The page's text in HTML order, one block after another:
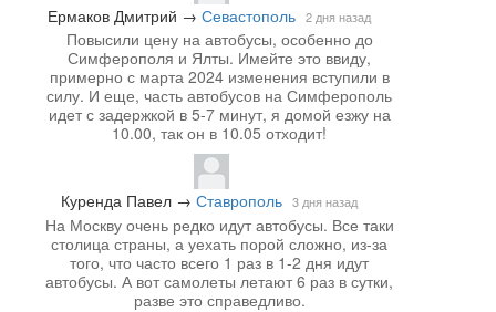
Ермаков Дмитрий → Севастополь 2 дня назад
Повысили цену на автобусы, особенно до
Симферополя и Ялты. Имейте это ввиду,
примерно с марта 2024 изменения вступили в
силу. И еще, часть автобусов на Симферополь
идет с задержкой в 5-7 минут, я домой езжу на
10.00, так он в 10.05 отходит!
Куренда Павел→ Ставрополь 3 дня назад
На Москву очень редко идут автобусы. Все таки
столица страны, а уехать порой сложно, из-за
того, что часто всего 1 раз в 1-2 дня идут
автобусы. А вот самолеты летают 6 раз в сутки,
разве это справедливо.